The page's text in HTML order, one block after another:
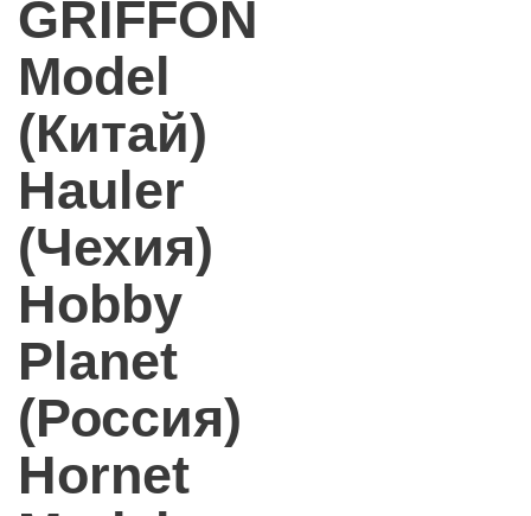
GRIFFON
Model
(Китай)
Hauler
(Чехия)
Hobby
Planet
(Россия)
Hornet